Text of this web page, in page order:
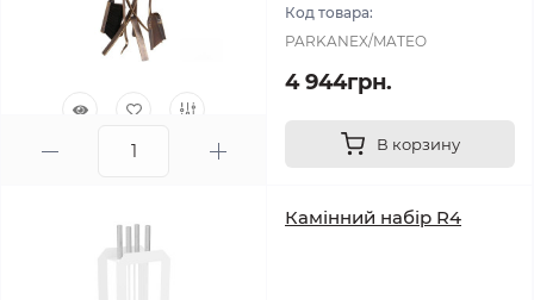
Код товара:
PARKANEX/MATEO
4 944грн.
В корзину
Камінний набір R4